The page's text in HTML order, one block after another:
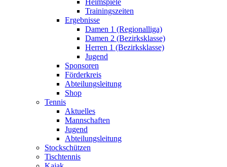
Trainingszeiten
Ergebnisse
Damen 1 (Regionalliga)
Damen 2 (Bezirksklasse)
Herren 1 (Bezirksklasse)
Jugend
Sponsoren
Förderkreis
Abteilungsleitung
Shop
Tennis
Aktuelles
Mannschaften
Jugend
Abteilungsleitung
Stockschützen
Tischtennis